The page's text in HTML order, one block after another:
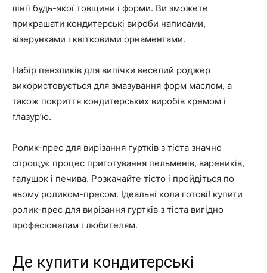
лінії будь-якої товщини і форми. Ви зможете
прикрашати кондитерські вироби написами,
візерунками і квітковими орнаментами.
Набір пензликів для випічки веселий роджер
використовується для змазування форм маслом, а
також покриття кондитерських виробів кремом і
глазур’ю.
Ролик-прес для вирізання гуртків з тіста значно
спрощує процес приготування пельменів, вареників,
галушок і печива. Розкачайте тісто і пройдіться по
ньому роликом-пресом. Ідеальні кола готові! купити
ролик-прес для вирізання гуртків з тіста вигідно
професіоналам і любителям.
Де купити кондитерські